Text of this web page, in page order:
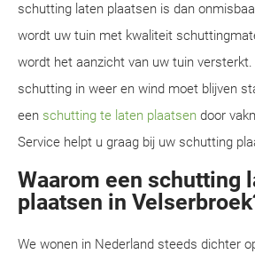
schutting laten plaatsen is dan
wordt uw tuin met kwaliteit
wordt het aanzicht van uw tuin
schutting in weer en wind moet blijven
een schutting te laten plaatsen door
Service helpt u graag bij uw schutting
Waarom een schutting
plaatsen in
We wonen in Nederland steeds dichter